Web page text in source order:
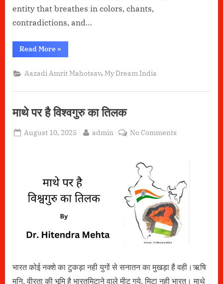
entity that breathes in colors, chants,
contradictions, and…
Read More“India:-
The
Essence”
»
Aazadi Amrit Mahotsav,My Dream India
माथे पर है विश्वगुरु का तिलक
Posted
August 10, 2025 By
admin No Commentson
का
तिलक
भारत कोई नक्शे का टुकड़ा नही युगों से सनातन का मुखड़ा है वही।ऋषि
मुनि, वीरता की भूमि है भारतमिटाने वाले मीट गये, मिटा नही भारत। माथे